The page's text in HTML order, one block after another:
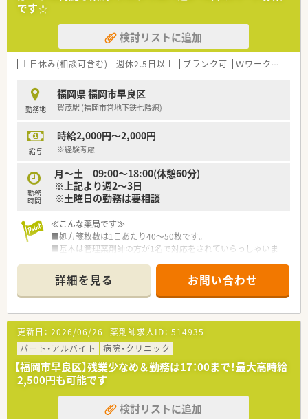
取り組める方を求めています。
【法人特徴について】
■福岡市内を中心に15店舗を展開しており、地域に根差した安
■ワークライフバランスを重視しており、有給消化率は直近3年
平均で93％を超えています。
■新人育成や階層別研修などの教育体制が充実しており、着実な
【勤務実態について】
日は133日程度確保できます。
■残業時間は会社全体で厳密に管理されており、1分単位で計算
されるため安心して働けます。
立てやすい職場環境が魅力です。
です☆
検討リストに追加
土日休み(相談可含む) 週休2.5日以上 ブランク可 Ｗワーク可
勤務地
福岡県 福岡市早良区
賀茂駅 (福岡市営地下鉄七隈線)
給与
時給2,000円～2,000円
※経験考慮
勤務
時間
月～土 09:00～18:00(休憩60分)
※上記より週2～3日
※土曜日の勤務は要相談
≪こんな薬局です≫
■処方箋枚数は1日あたり40～50枚です。
■基本は管理薬剤師の方が1名で対応をされていらっしゃいま
おります。
■2024年12月に開局をしたばかりの薬局です。綺麗な薬局です
ので快適にご勤務がいただける環境です。
■眼科の門前薬局でございます。
■賀茂駅から車で5分ほどのアクセスです。
■お近くに大型ショッピングセンターもございますので通勤途
中のお買い物にも便利な立地です。
≪こんな会社です≫
■福岡県内に調剤薬局を5店舗展開しています。
■小規模の企業ですが、労務環境も安定しておりますので、安心
して長期的に就業することが可能な環境です。
詳細を見る お問い合わせ
更新日： 2026/06/26 薬剤師求人ID： 514935
パート・アルバイト
病院・クリニック
【福岡市早良区】残業少なめ＆勤務は17：00まで！最大高時給
2,500円も可能です
検討リストに追加